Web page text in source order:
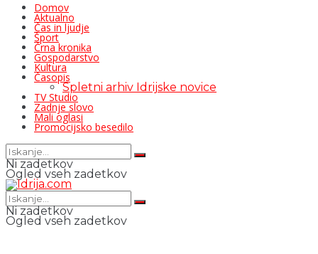
Domov
Aktualno
Čas in ljudje
Šport
Črna kronika
Gospodarstvo
Kultura
Časopis
Spletni arhiv Idrijske novice
TV Studio
Zadnje slovo
Mali oglasi
Promocijsko besedilo
Ni zadetkov
Ogled vseh zadetkov
Ni zadetkov
Ogled vseh zadetkov